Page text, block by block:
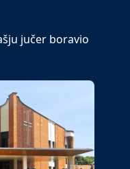
jučer boravio